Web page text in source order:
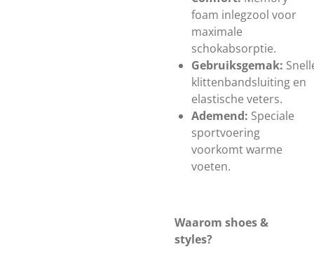
foam inlegzool voor
maximale
schokabsorptie.
Gebruiksgemak:
klittenbandsluiting en
elastische veters.
Ademend: Speciale
sportvoering
voorkomt warme
voeten.
Waarom shoes &
styles?